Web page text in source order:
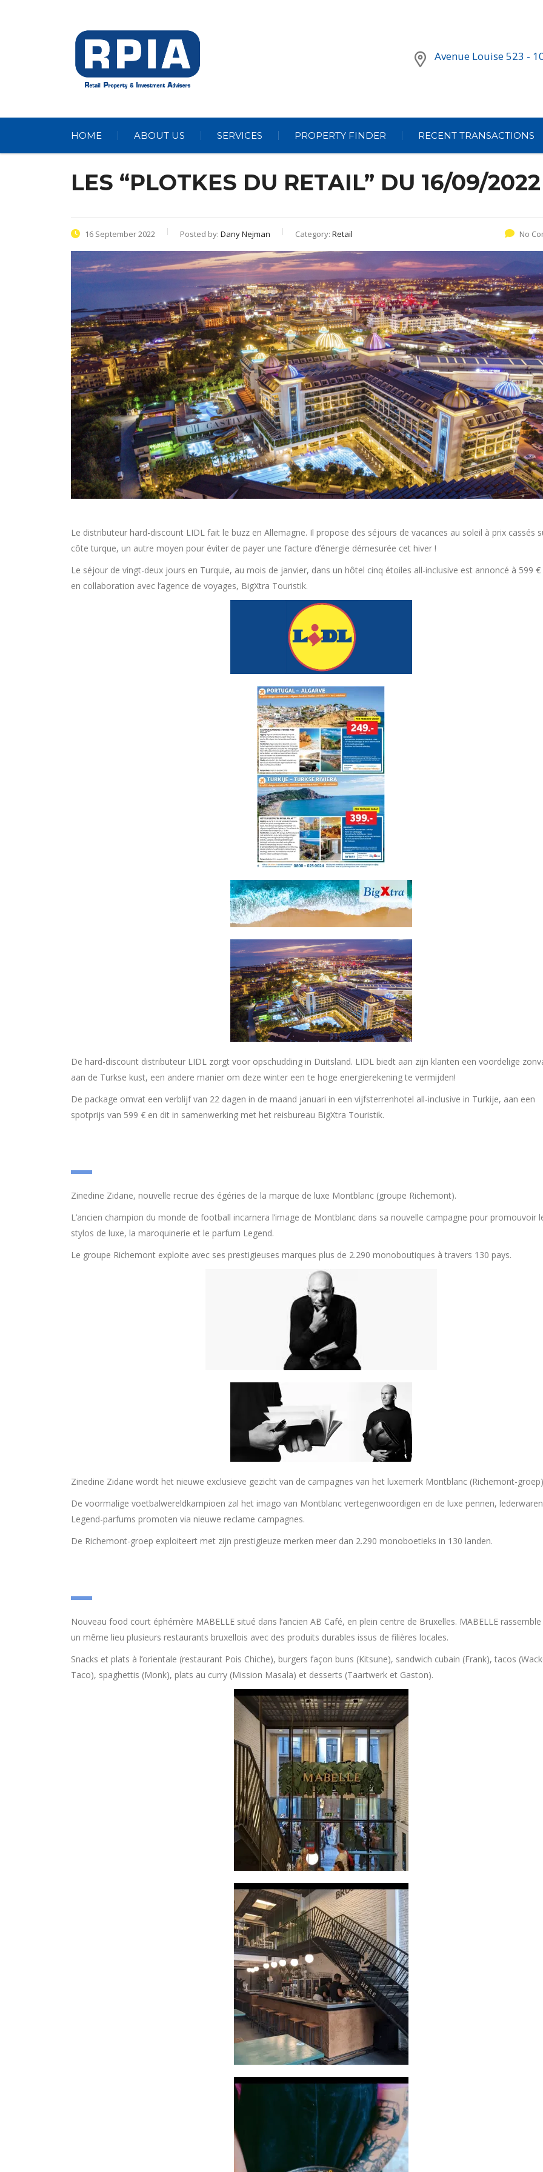
Avenue Louise 523 -
HOME ABOUT US SERVICES PROPERTY FINDER RECENT TRANSACTIONS
LES “PLOTKES DU RETAIL” DU 16/09/2022
16 September 2022 Posted by: Dany Nejman Category: Retail No
Le distributeur hard-discount LIDL fait le buzz en Allemagne. Il propose des séjours de vacances au soleil à prix cassés
côte turque, un autre moyen pour éviter de payer une facture d’énergie démesurée cet hiver !
Le séjour de vingt-deux jours en Turquie, au mois de janvier, dans un hôtel cinq étoiles all-inclusive est annoncé à 599
en collaboration avec l’agence de voyages, BigXtra Touristik.
De hard-discount distributeur LIDL zorgt voor opschudding in Duitsland. LIDL biedt aan zijn klanten een voordelige
aan de Turkse kust, een andere manier om deze winter een te hoge energierekening te vermijden!
De package omvat een verblijf van 22 dagen in de maand januari in een vijfsterrenhotel all-inclusive in Turkije, aan een
spotprijs van 599 € en dit in samenwerking met het reisbureau BigXtra Touristik.
Zinedine Zidane, nouvelle recrue des égéries de la marque de luxe Montblanc (groupe Richemont).
L’ancien champion du monde de football incarnera l’image de Montblanc dans sa nouvelle campagne pour promouvoir
stylos de luxe, la maroquinerie et le parfum Legend.
Le groupe Richemont exploite avec ses prestigieuses marques plus de 2.290 monoboutiques à travers 130 pays.
Zinedine Zidane wordt het nieuwe exclusieve gezicht van de campagnes van het luxemerk Montblanc (Richemont-
De voormalige voetbalwereldkampioen zal het imago van Montblanc vertegenwoordigen en de luxe pennen,
Legend-parfums promoten via nieuwe reclame campagnes.
De Richemont-groep exploiteert met zijn prestigieuze merken meer dan 2.290 monoboetieks in 130 landen.
Nouveau food court éphémère MABELLE situé dans l’ancien AB Café, en plein centre de Bruxelles. MABELLE
un même lieu plusieurs restaurants bruxellois avec des produits durables issus de filières locales.
Snacks et plats à l’orientale (restaurant Pois Chiche), burgers façon buns (Kitsune), sandwich cubain (Frank), tacos
Taco), spaghettis (Monk), plats au curry (Mission Masala) et desserts (Taartwerk et Gaston).